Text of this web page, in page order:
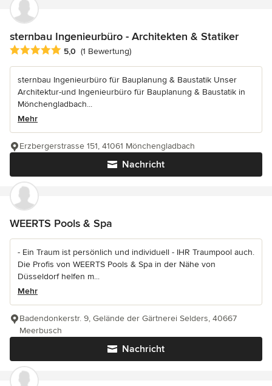
sternbau Ingenieurbüro - Architekten & Statiker
Durchschnittliche Bewertung: 5 von 5 Sternen
5,0 (1 Bewertung)
sternbau Ingenieurbüro für Bauplanung & Baustatik Unser
Architektur-und Ingenieurbüro für Bauplanung & Baustatik in
Mönchengladbach...
Mehr
Nachricht
Erzbergerstrasse 151, 41061 Mönchengladbach
WEERTS Pools & Spa
- Ein Traum ist persönlich und individuell - IHR Traumpool auch.
Die Profis von WEERTS Pools & Spa in der Nähe von
Düsseldorf helfen m...
Mehr
Nachricht
Badendonkerstr. 9, Gelände der Gärtnerei Selders, 40667
Meerbusch